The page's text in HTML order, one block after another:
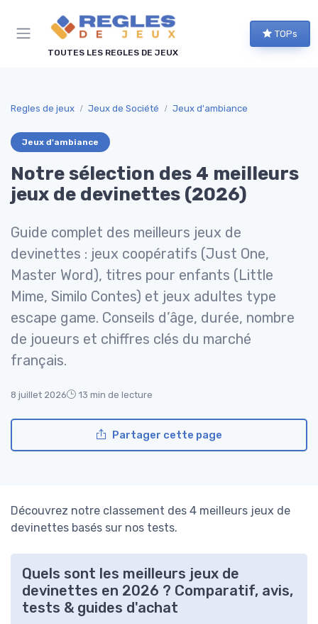
TOUTES LES REGLES DE JEUX
TOPs
Regles de jeux Jeux de Société Jeux d'ambiance
Jeux d'ambiance
Notre sélection des 4 meilleurs
jeux de devinettes (2026)
Guide complet des meilleurs jeux de
devinettes : jeux coopératifs (Just One,
Master Word), titres pour enfants (Little
Mime, Similo Contes) et jeux adultes type
escape game. Conseils d’âge, durée, nombre
de joueurs et chiffres clés du marché
français.
8 juillet 2026 13 min de lecture
Partager cette page
Découvrez notre classement des 4 meilleurs jeux de
devinettes basés sur nos tests.
Quels sont les meilleurs jeux de
devinettes en 2026 ? Comparatif, avis,
tests & guides d'achat